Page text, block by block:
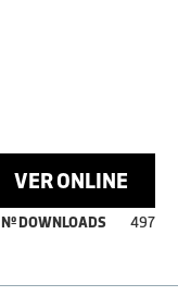
VER ONLINE
Nº DOWNLOADS 497